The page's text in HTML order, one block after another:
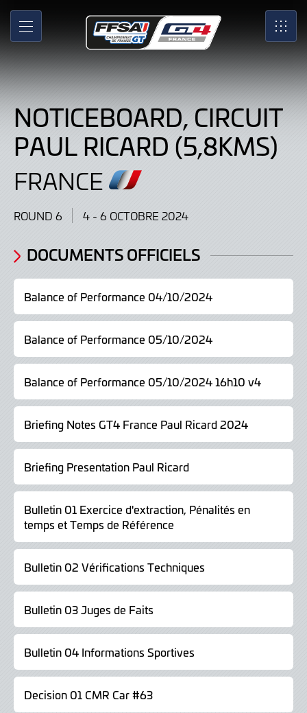
Skip
Main
MENU SRO
Noticeboard,
SRO
RACING
FESTIVAL
-
Circuit
Paul
Ricard,
France
Octobre
2024
NOTICEBOARD, CIRCUIT
PAUL RICARD (5,8KMS)
FRANCE
ROUND 6 4 - 6 OCTOBRE 2024
DOCUMENTS OFFICIELS
Balance of Performance 04/10/2024
Balance of Performance 05/10/2024
Balance of Performance 05/10/2024 16h10 v4
Briefing Notes GT4 France Paul Ricard 2024
Briefing Presentation Paul Ricard
Bulletin 01 Exercice d'extraction, Pénalités en
temps et Temps de Référence
Bulletin 02 Vérifications Techniques
Bulletin 03 Juges de Faits
Bulletin 04 Informations Sportives
Decision 01 CMR Car #63